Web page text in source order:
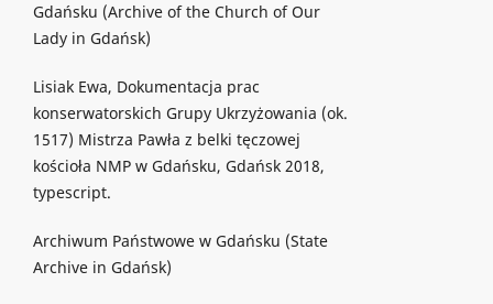
Gdańsku (Archive of the Church of Our
Lady in Gdańsk)
Lisiak Ewa, Dokumentacja prac
konserwatorskich Grupy Ukrzyżowania (ok.
1517) Mistrza Pawła z belki tęczowej
kościoła NMP w Gdańsku, Gdańsk 2018,
typescript.
Archiwum Państwowe w Gdańsku (State
Archive in Gdańsk)